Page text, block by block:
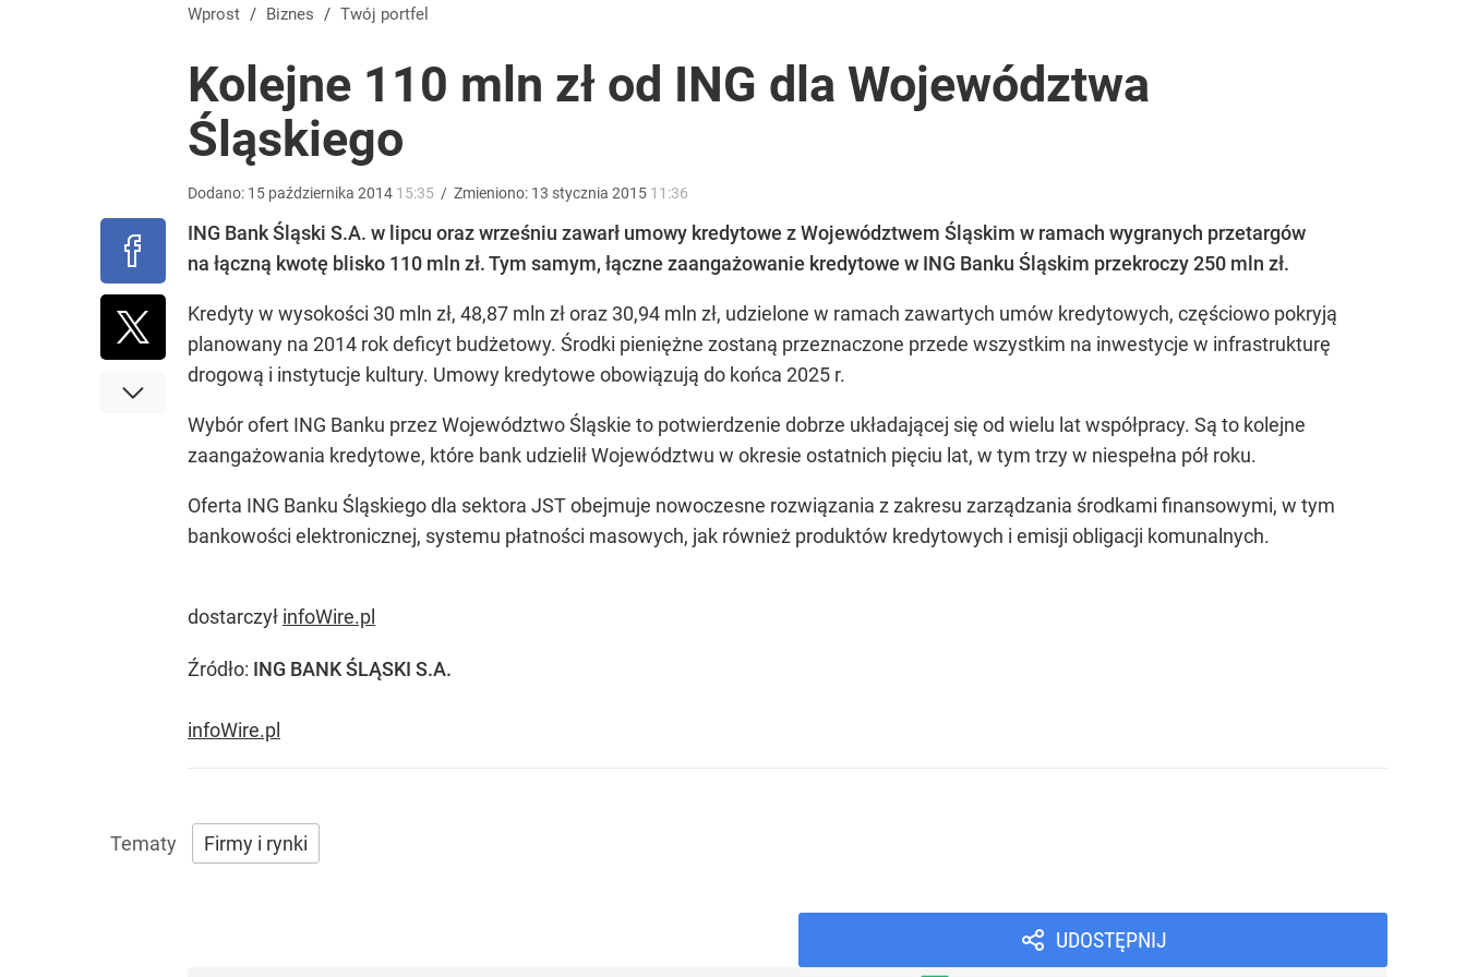
Kontrole studni przyspieszają. Za pobór wody nawet 7,5 tys. zł kary
„Nie chodzi o zemstę”. Mocny apel w sprawie ofiar rzezi wołyńskiej
Tego sondażu premier nie może zlekceważyć. Polacy o przywróceniu CPN
Wprost / Biznes / Twój portfel
Kolejne 110 mln zł od ING dla Województwa
Śląskiego
Dodano: 15 października 2014 15:35 / Zmieniono: 13 stycznia 2015 11:36
ING Bank Śląski S.A. w lipcu oraz wrześniu zawarł umowy kredytowe z Województwem Śląskim w ramach wygranych przetargów
na łączną kwotę blisko 110 mln zł. Tym samym, łączne zaangażowanie kredytowe w ING Banku Śląskim przekroczy 250 mln zł.
Kredyty w wysokości 30 mln zł, 48,87 mln zł oraz 30,94 mln zł, udzielone w ramach zawartych umów kredytowych, częściowo pokryją
planowany na 2014 rok deficyt budżetowy. Środki pieniężne zostaną przeznaczone przede wszystkim na inwestycje w infrastrukturę
drogową i instytucje kultury. Umowy kredytowe obowiązują do końca 2025 r.
Wybór ofert ING Banku przez Województwo Śląskie to potwierdzenie dobrze układającej się od wielu lat współpracy. Są to kolejne
zaangażowania kredytowe, które bank udzielił Województwu w okresie ostatnich pięciu lat, w tym trzy w niespełna pół roku.
Oferta ING Banku Śląskiego dla sektora JST obejmuje nowoczesne rozwiązania z zakresu zarządzania środkami finansowymi, w tym
bankowości elektronicznej, systemu płatności masowych, jak również produktów kredytowych i emisji obligacji komunalnych.
dostarczył infoWire.pl
Źródło: ING BANK ŚLĄSKI S.A.
infoWire.pl
Firmy i rynki
UDOSTĘPNIJ